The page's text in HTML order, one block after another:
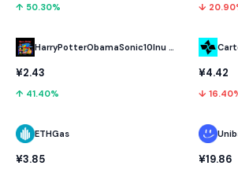
↑ 50.30%
HarryPotterObamaSonic10Inu (ETH)
¥2.43
↑ 41.40%
ETHGas
¥3.85
↓
¥4.42
↓
¥19.86